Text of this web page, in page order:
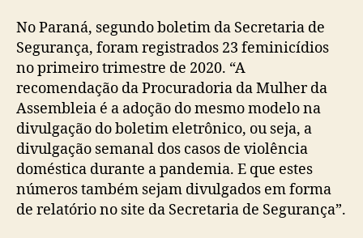
No Paraná, segundo boletim da Secretaria de
Segurança, foram registrados 23 feminicídios
no primeiro trimestre de 2020. “A
recomendação da Procuradoria da Mulher da
Assembleia é a adoção do mesmo modelo na
divulgação do boletim eletrônico, ou seja, a
divulgação semanal dos casos de violência
doméstica durante a pandemia. E que estes
números também sejam divulgados em forma
de relatório no site da Secretaria de Segurança”.